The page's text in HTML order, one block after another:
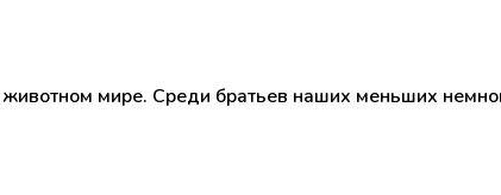
мире. Среди братьев наших меньших